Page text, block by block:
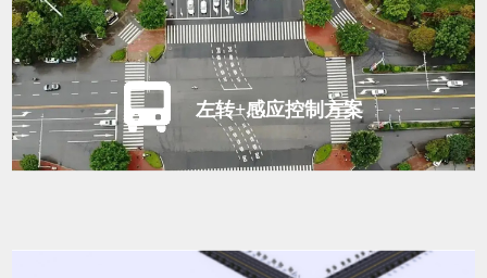
左转+感应控制方案